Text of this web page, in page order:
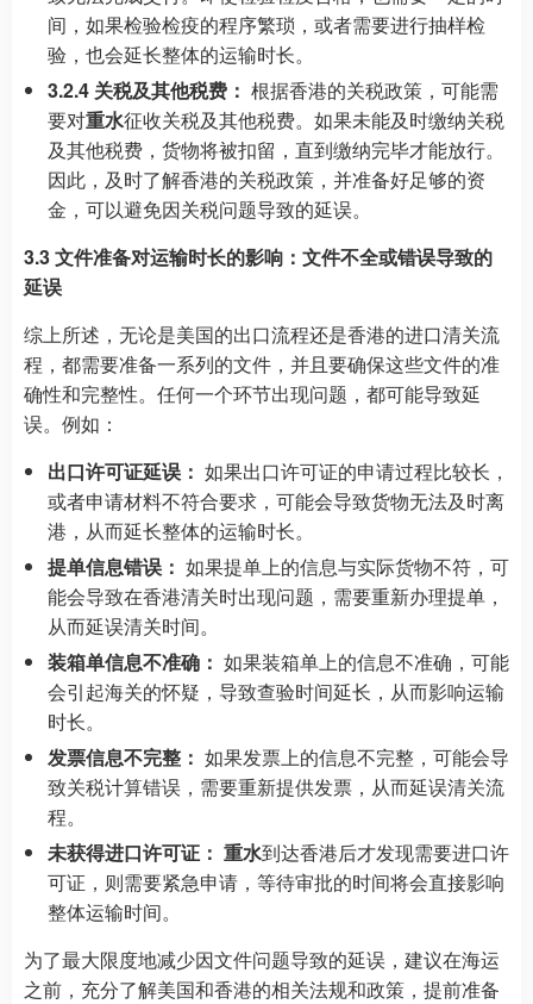
间，如果检验检疫的程序繁琐，或者需要进行抽样检
验，也会延长整体的运输时长。
3.2.4 关税及其他税费： 根据香港的关税政策，可能需
要对重水征收关税及其他税费。如果未能及时缴纳关税
及其他税费，货物将被扣留，直到缴纳完毕才能放行。
因此，及时了解香港的关税政策，并准备好足够的资
金，可以避免因关税问题导致的延误。
3.3 文件准备对运输时长的影响：文件不全或错误导致的
延误
综上所述，无论是美国的出口流程还是香港的进口清关流
程，都需要准备一系列的文件，并且要确保这些文件的准
确性和完整性。任何一个环节出现问题，都可能导致延
误。例如：
出口许可证延误： 如果出口许可证的申请过程比较长，
或者申请材料不符合要求，可能会导致货物无法及时离
港，从而延长整体的运输时长。
提单信息错误： 如果提单上的信息与实际货物不符，可
能会导致在香港清关时出现问题，需要重新办理提单，
从而延误清关时间。
装箱单信息不准确： 如果装箱单上的信息不准确，可能
会引起海关的怀疑，导致查验时间延长，从而影响运输
时长。
发票信息不完整： 如果发票上的信息不完整，可能会导
致关税计算错误，需要重新提供发票，从而延误清关流
程。
未获得进口许可证： 重水到达香港后才发现需要进口许
可证，则需要紧急申请，等待审批的时间将会直接影响
整体运输时间。
为了最大限度地减少因文件问题导致的延误，建议在海运
之前，充分了解美国和香港的相关法规和政策，提前准备